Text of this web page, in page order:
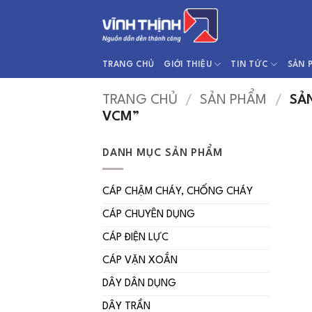
TRANG CHỦ GIỚI THIỆU TIN TỨC SẢN
TRANG CHỦ / SẢN PHẨM /
VCM”
DANH MỤC SẢN PHẨM
CÁP CHẬM CHÁY, CHỐNG CHÁY
CÁP CHUYÊN DỤNG
CÁP ĐIỆN LỰC
CÁP VẶN XOẮN
DÂY DÂN DỤNG
DÂY TRẦN